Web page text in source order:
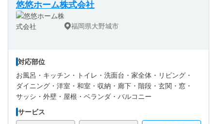
悠悠ホーム株式会社
福岡県大野城市
対応部位
お風呂・ キッチン・ トイレ・ 洗面台・ 家全体・ リビング・
ダイニング・ 洋室・ 和室・ 収納・ 廊下・ 階段・ 玄関・ 窓・
サッシ・ 外壁・ 屋根・ ベランダ・バルコニー
サービス